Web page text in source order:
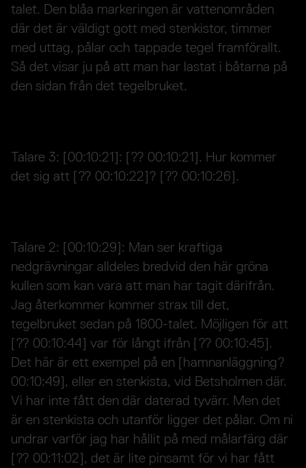
talet. Den blåa markeringen är vattenområden
där det är väldigt gott med stenkistor, timmer
med uttag, pålar och tappade tegel framförallt.
Så det visar ju på att man har lastat i båtarna på
den sidan från det tegelbruket.
Talare 3: [00:10:21]: [?? 00:10:21]. Hur kommer
det sig att [?? 00:10:22]? [?? 00:10:26].
Talare 2: [00:10:29]: Man ser kraftiga
nedgrävningar alldeles bredvid den här gröna
kullen som kan vara att man har tagit därifrån.
Jag återkommer kommer strax till det,
tegelbruket sedan på 1800-talet. Möjligen för att
[?? 00:10:44] var för långt ifrån [?? 00:10:45].
Det här är ett exempel på en [hamnanläggning?
00:10:49], eller en stenkista, vid Betsholmen där.
Vi har inte fått den där daterad tyvärr. Men det
är en stenkista och utanför ligger det pålar. Om ni
undrar varför jag har hållit på med målarfärg där
[?? 00:11:02], det är lite pinsamt för vi har fått